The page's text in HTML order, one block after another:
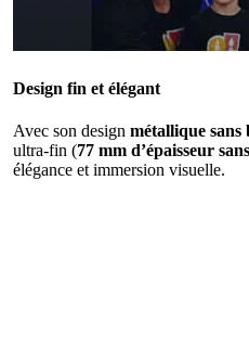
Design fin et élégant
Avec son design métallique sans
ultra-fin (77 mm d’épaisseur
élégance et immersion visuelle.